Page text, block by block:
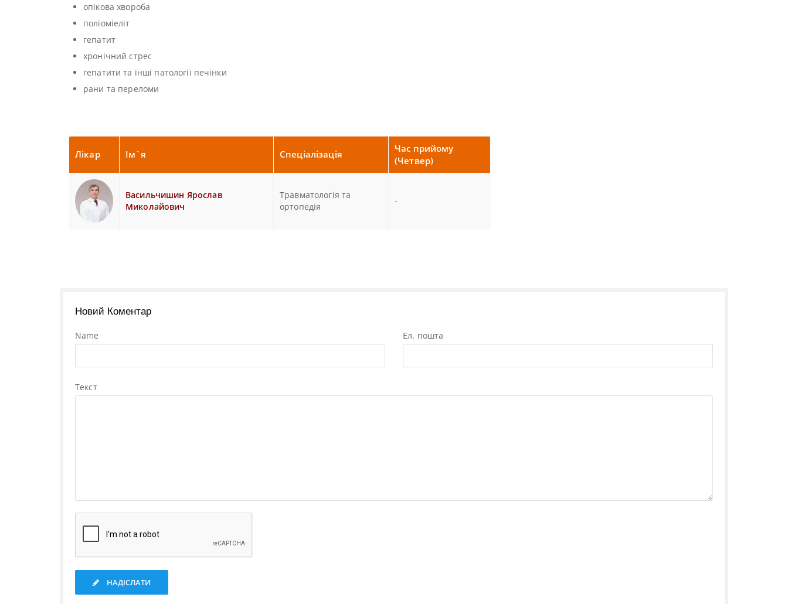
опікова хвороба
поліоміеліт
гепатит
хронічний стрес
гепатити та інші патології печінки
рани та переломи
Лікар Ім`я Спеціалізація
Час прийому
(Четвер)
Васильчишин Ярослав
Миколайович
Травматологія та
ортопедія
-
Новий Коментар
Name Ел. пошта
Текст
НАДІСЛАТИ